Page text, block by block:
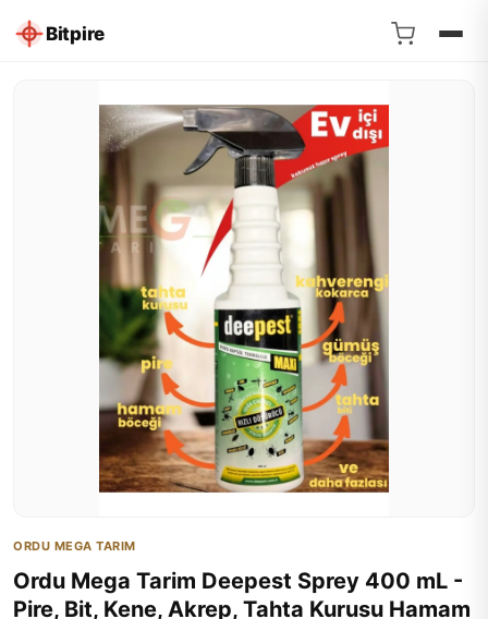
Bitpire
ORDU MEGA TARIM
Ordu Mega Tarim Deepest Sprey 400 mL -
Pire, Bit, Kene, Akrep, Tahta Kurusu Hamam